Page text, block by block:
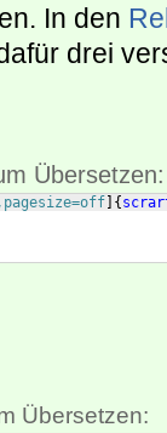
In den
drei
Übersetzen:
{
Übersetzen: